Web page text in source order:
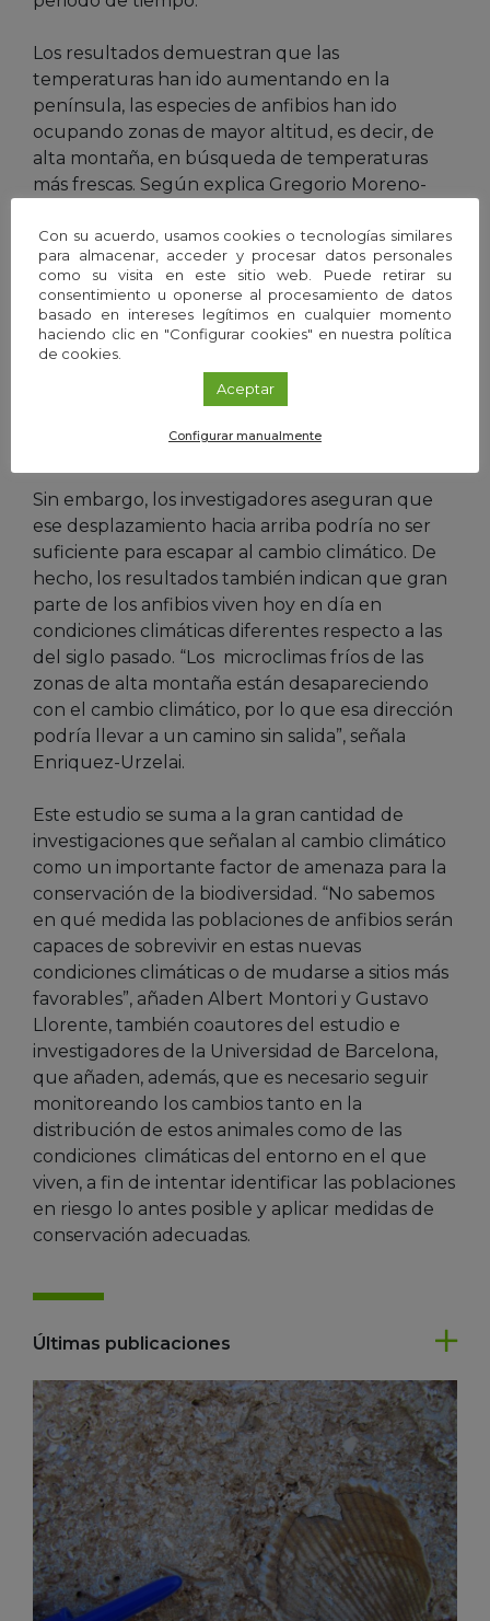
Los resultados demuestran que las
temperaturas han ido aumentando en la
península, las especies de anfibios han ido
ocupando zonas de mayor altitud, es decir, de
alta montaña, en búsqueda de temperaturas
más frescas. Según explica Gregorio Moreno-
subir a zonas de montaña más altas puede
representar una rápida respuesta al cambio
climático para las especies que noconsiguen
desplazarse hacia latitudes con temperaturas y
precipitaciones más favorables. Es el caso de los
anfibios ibéricos, que ven limitados sus
desplazamientos hacia el norte de la península
Sin embargo, los investigadores aseguran que
ese desplazamiento hacia arriba podría no ser
suficiente para escapar al cambio climático. De
hecho, los resultados también indican que gran
parte de los anfibios viven hoy en día en
condiciones climáticas diferentes respecto a las
del siglo pasado. “Los microclimas fríos de las
zonas de alta montaña están desapareciendo
con el cambio climático, por lo que esa dirección
podría llevar a un camino sin salida”, señala
Enriquez-Urzelai.
Este estudio se suma a la gran cantidad de
investigaciones que señalan al cambio climático
como un importante factor de amenaza para la
conservación de la biodiversidad. “No sabemos
en qué medida las poblaciones de anfibios serán
capaces de sobrevivir en estas nuevas
condiciones climáticas o de mudarse a sitios más
favorables”, añaden Albert Montori y Gustavo
Llorente, también coautores del estudio e
investigadores de la Universidad de Barcelona,
que añaden, además, que es necesario seguir
monitoreando los cambios tanto en la
distribución de estos animales como de las
condiciones climáticas del entorno en el que
viven, a fin de intentar identificar las poblaciones
en riesgo lo antes posible y aplicar medidas de
conservación adecuadas.
Últimas publicaciones
Con su acuerdo, usamos cookies o tecnologías similares
para almacenar, acceder y procesar datos personales
como su visita en este sitio web. Puede retirar su
consentimiento u oponerse al procesamiento de datos
basado en intereses legítimos en cualquier momento
haciendo clic en "Configurar cookies" en nuestra política
de cookies.
Aceptar
Configurar manualmente